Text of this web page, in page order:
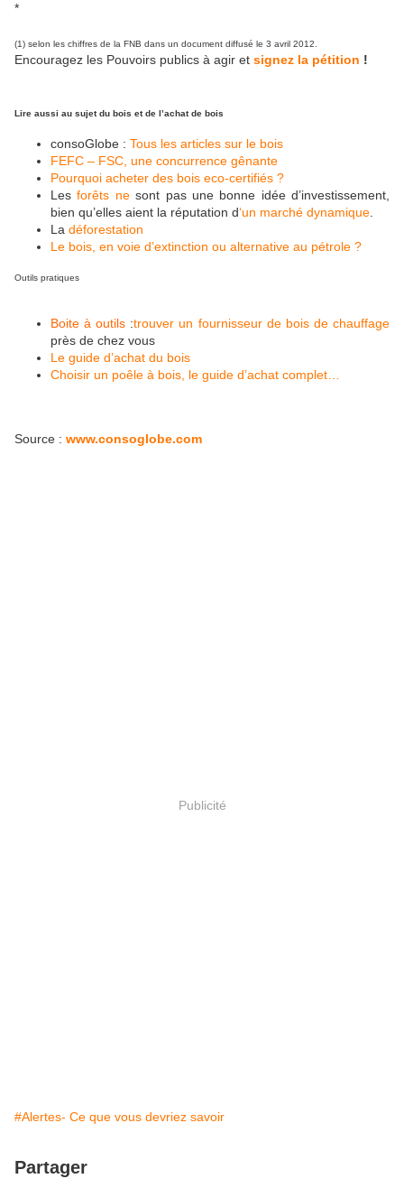
*
(1) selon les chiffres de la FNB dans un document diffusé le 3 avril 2012.
Encouragez les Pouvoirs publics à agir et signez la pétition !
Lire aussi au sujet du bois et de l’achat de bois
consoGlobe : Tous les articles sur le bois
FEFC – FSC, une concurrence gênante
Pourquoi acheter des bois eco-certifiés ?
Lesforêts nesont pas une bonne idée d’investissement,
bien qu’elles aient la réputation d‘un marché dynamique
La déforestation
Le bois, en voie d’extinction ou alternative au pétrole ?
Outils pratiques
Boite à outils :trouver un fournisseur de bois de chauffage
près de chez vous
Le guide d’achat du bois
Choisir un poêle à bois, le guide d’achat complet…
Source : www.consoglobe.com
Publicité
#Alertes- Ce que vous devriez savoir
Partager